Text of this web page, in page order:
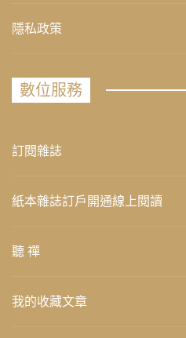
隱私政策
數位服務
訂閱雜誌
紙本雜誌訂戶開通線上閱讀
聽 禪
我的收藏文章